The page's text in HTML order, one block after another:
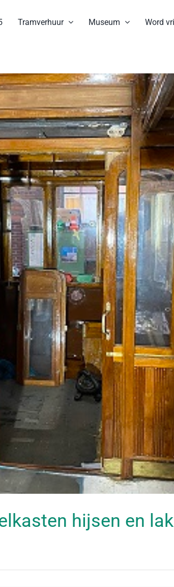
Tramverhuur Museum Word
hijsen en